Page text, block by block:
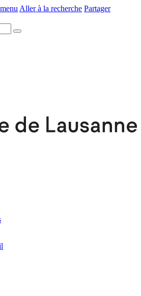
Aller à la recherche Partager